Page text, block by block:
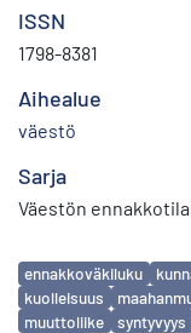
ISSN
1798-8381
Aihealue
väestö
Sarja
Väestön
Avainsanat
ennakkoväkiluku
kuolleisuus
muuttoliike
syntyvyys